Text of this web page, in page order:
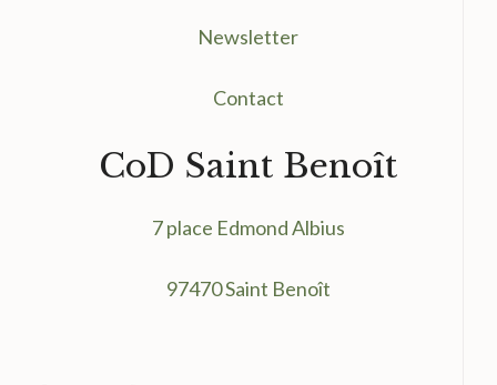
Newsletter
Contact
CoD Saint Benoît
7 place Edmond Albius
97470 Saint Benoît